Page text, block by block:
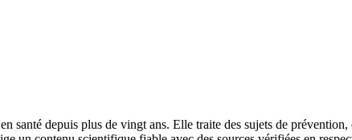
santé depuis plus de vingt ans. Elle traite des sujets de